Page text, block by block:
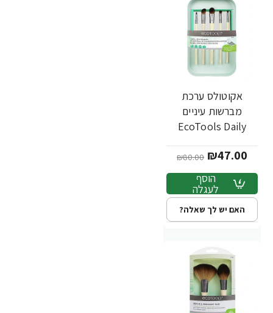
אקוטולס ערכת
מברשות עיניים
EcoTools Daily
Set
₪47.00
₪80.00
הוסף
לעגלה
האם יש לך שאלה?